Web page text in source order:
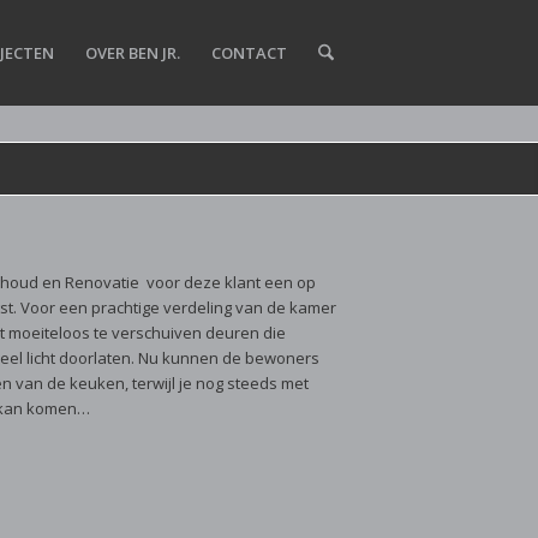
OVER BEN JR. CONTACT
en Renovatie voor deze klant een op
Voor een prachtige verdeling van de kamer
moeiteloos te verschuiven deuren die
licht doorlaten. Nu kunnen de bewoners
van de keuken, terwijl je nog steeds met
komen…